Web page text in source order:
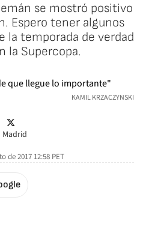
se mostró positivo
Espero tener algunos
la temporada de verdad
la Supercopa.
KAMIL KRZACZYNSKI
twitter
Madrid
de 2017 12:58 PET